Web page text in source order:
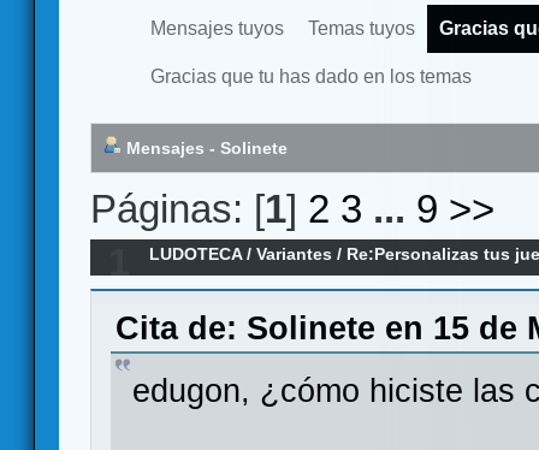
Mensajes tuyos Temas tuyos Gracias
Gracias que tu has dado en los temas
Mensajes - Solinete
Páginas: [1] 2 3 ... 9 >>
LUDOTECA/Variantes / Re:Personalizas tus
Cita de: Solinete en 15 de
edugon, ¿cómo hiciste las